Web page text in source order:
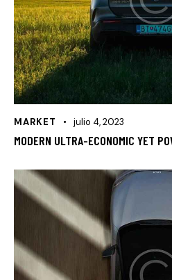
MARKET julio 4, 2023
MODERN ULTRA-ECONOMIC YET